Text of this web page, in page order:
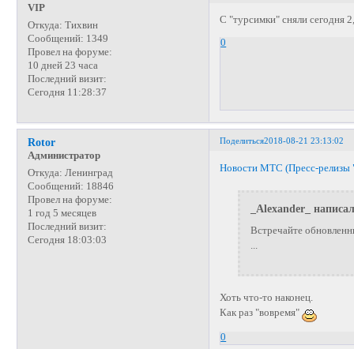
VIP
Откуда: Тихвин
Сообщений: 1349
Провел на форуме:
10 дней 23 часа
Последний визит:
Сегодня 11:28:37
С "турсимки" сняли сегодня
0
Поделиться2018-08-21 23:13:02
Rotor
Администратор
Откуда: Ленинград
Сообщений: 18846
Провел на форуме:
1 год 5 месяцев
Последний визит:
Сегодня 18:03:03
Новости МТС (Пресс-релизы
_Alexander_
Встречайте
...
Хоть что-то наконец.
Как раз "вовремя"
0